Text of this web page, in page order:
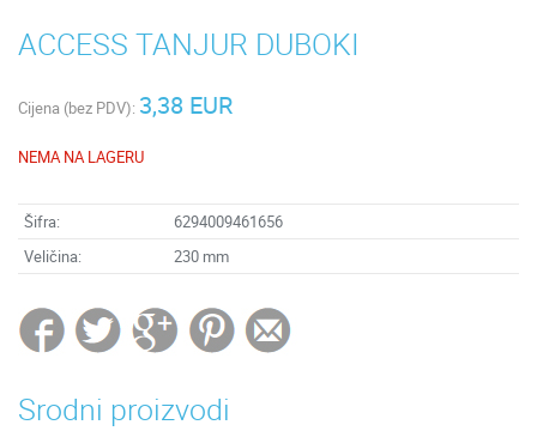
ACCESS TANJUR DUBOKI
Cijena (bez PDV): 3,38 EUR
NEMA NA LAGERU
Šifra:
6294009461656
Veličina:
230 mm
Srodni proizvodi